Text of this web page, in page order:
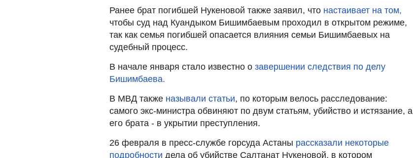
Ранее брат погибшей Нукеновой также заявил, что настаивает на том,
чтобы суд над Куандыком Бишимбаевым проходил в открытом режиме,
так как семья погибшей опасается влияния семьи Бишимбаевых на
судебный процесс.
В начале января стало известно о завершении следствия по делу
Бишимбаева.
В МВД также называли статьи, по которым велось расследование:
самого экс-министра обвиняют по двум статьям, убийство и истязание, а
его брата - в укрытии преступления.
26 февраля в пресс-службе горсуда Астаны рассказали некоторые
подробности дела об убийстве Салтанат Нукеновой, в котором